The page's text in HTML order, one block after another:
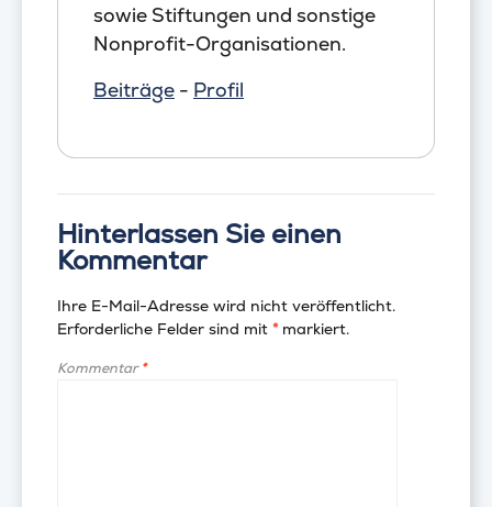
sowie Stiftungen und sonstige
Nonprofit-Organisationen.
Beiträge - Profil
Hinterlassen Sie einen
Kommentar
Ihre E-Mail-Adresse wird nicht veröffentlicht.
Erforderliche Felder sind mit *markiert.
Kommentar*